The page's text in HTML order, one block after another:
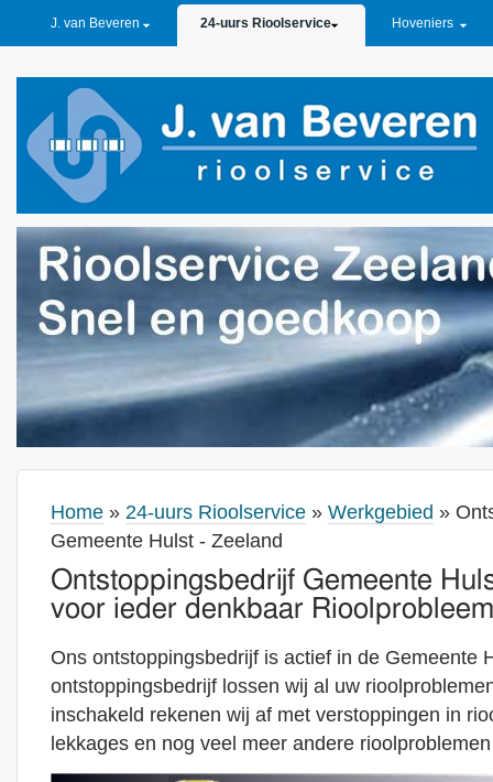
J. van Beveren 24-uurs Rioolservice Hoveniers
Home » 24-uurs Rioolservice » Werkgebied »
Gemeente Hulst - Zeeland
Ontstoppingsbedrijf Gemeente
voor ieder denkbaar
Ons ontstoppingsbedrijf is actief in de Gemeente
ontstoppingsbedrijf lossen wij al uw
inschakeld rekenen wij af met verstoppingen in
lekkages en nog veel meer andere